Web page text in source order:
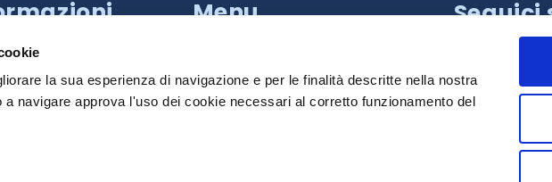
la sua esperienza di navigazione e per le finalità descritte nella nostra
a navigare approva l'uso dei cookie necessari al corretto funzionamento del
(NA)
18539000
+39 340 790 2931
Menu
SISTEMI
PRODOTTI
Seguici
canali!